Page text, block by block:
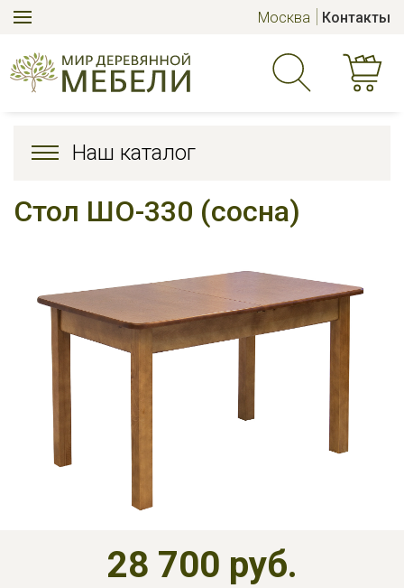
Москва Контакты
Наш каталог
Стол ШО-330 (сосна)
28 700 руб.